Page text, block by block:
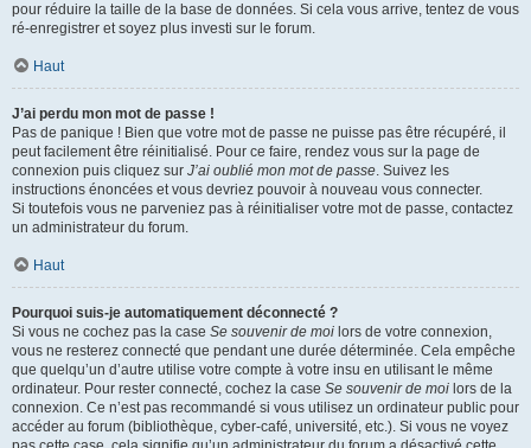
pour réduire la taille de la base de données. Si cela vous arrive, tentez de vous
ré-enregistrer et soyez plus investi sur le forum.
Haut
J’ai perdu mon mot de passe !
Pas de panique ! Bien que votre mot de passe ne puisse pas être récupéré, il
peut facilement être réinitialisé. Pour ce faire, rendez vous sur la page de
connexion puis cliquez sur J’ai oublié mon mot de passe. Suivez les
instructions énoncées et vous devriez pouvoir à nouveau vous connecter.
Si toutefois vous ne parveniez pas à réinitialiser votre mot de passe, contactez
un administrateur du forum.
Haut
Pourquoi suis-je automatiquement déconnecté ?
Si vous ne cochez pas la case Se souvenir de moi lors de votre connexion,
vous ne resterez connecté que pendant une durée déterminée. Cela empêche
que quelqu’un d’autre utilise votre compte à votre insu en utilisant le même
ordinateur. Pour rester connecté, cochez la case Se souvenir de moi lors de la
connexion. Ce n’est pas recommandé si vous utilisez un ordinateur public pour
accéder au forum (bibliothèque, cyber-café, université, etc.). Si vous ne voyez